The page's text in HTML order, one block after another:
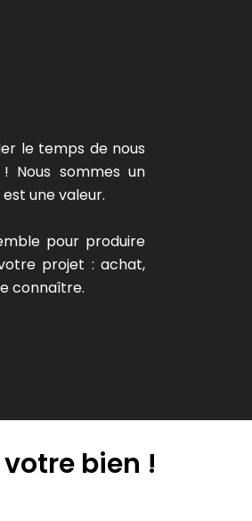
le temps de nous
Nous sommes un
une valeur.
pour produire
projet : achat,
connaître.
bien !